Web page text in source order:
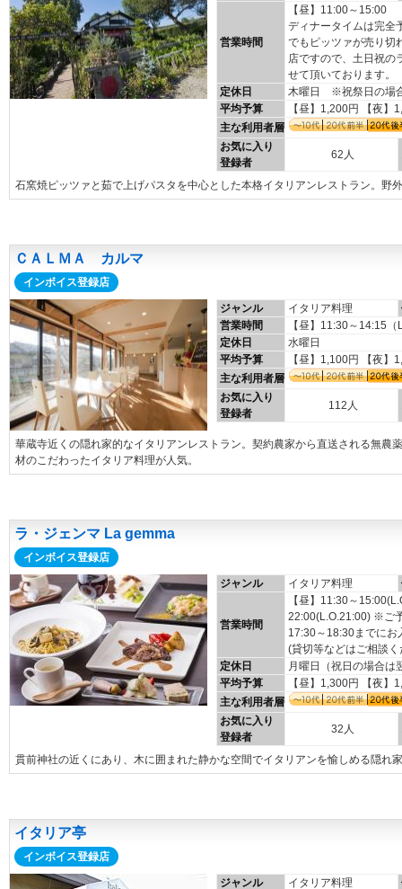
営業時間
【昼】11:00～15:00
ディナータイムは完全
でもピッツァが売り切
店ですので、土日祝の
せて頂いております。
定休日
木曜日 ※祝祭日の場
平均予算
【昼】1,200円 【夜】
主な利用者層
お気に入り
登録者
62人
石窯焼ピッツァと茹で上げパスタを中心とした本格イタリアンレストラン。野
ＣＡＬＭＡ カルマ
インボイス登録店
ジャンル イタリア料理
営業時間
【昼】11:30～14:15
定休日
水曜日
平均予算
【昼】1,100円 【夜】
主な利用者層
お気に入り
登録者
112人
華蔵寺近くの隠れ家的なイタリアンレストラン。契約農家から直送される無農
材のこだわったイタリア料理が人気。
ラ・ジェンマ La gemma
インボイス登録店
ジャンル イタリア料理
営業時間
【昼】11:30～
22:00(L.O.21:00) ※ご
17:30～18:30までにお
(貸切等などはご相談
定休日
月曜日（祝日の場合は
平均予算
【昼】1,300円 【夜】
主な利用者層
お気に入り
登録者
32人
貫前神社の近くにあり、木に囲まれた静かな空間でイタリアンを愉しめる隠れ
イタリア亭
インボイス登録店
ジャンル イタリア料理